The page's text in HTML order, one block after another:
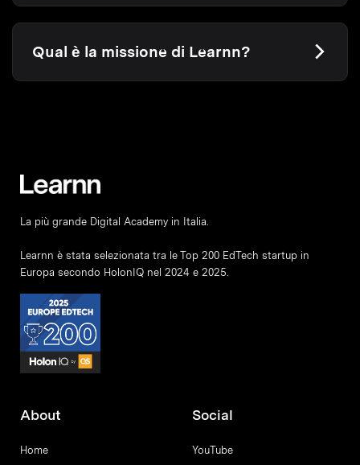
Qual è la missione di Learnn?
La più grande Digital Academy in Italia.
Learnn è stata selezionata tra le Top 200 EdTech startup in
Europa secondo HolonIQ nel 2024 e 2025.
About
Home
Social
YouTube